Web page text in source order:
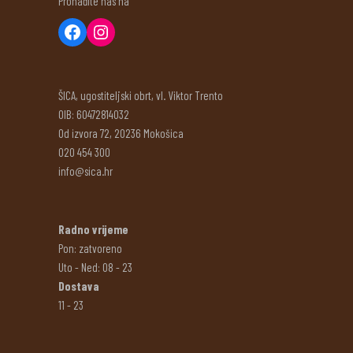
ŠICA, ugostiteljski obrt, vl. Viktor Trento
OIB: 60472814032
Od izvora 72, 20236 Mokošica
020 454 300
info@sica.hr
Radno vrijeme
Pon: zatvoreno
Uto - Ned: 08 - 23
Dostava
11 - 23